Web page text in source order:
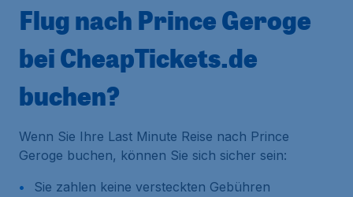
Flug nach Prince Geroge
bei CheapTickets.de
buchen?
Wenn Sie Ihre Last Minute Reise nach Prince
Geroge buchen, können Sie sich sicher sein:
Sie zahlen keine versteckten Gebühren